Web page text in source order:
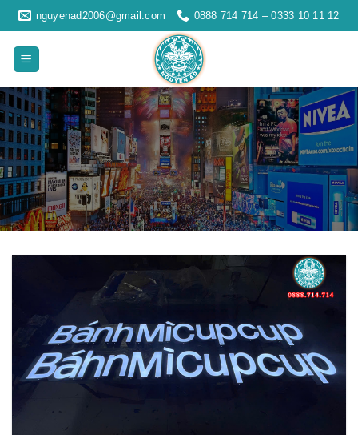
Skip
to
content
nguyenad2006@gmail.com 0888 714 714 – 0333 10 11 12